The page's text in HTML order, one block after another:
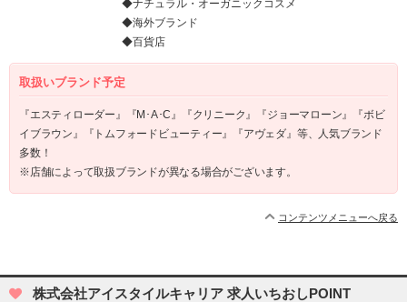
◆ナチュラル・オーガニックコスメ
◆海外ブランド
◆百貨店
取扱いブランド予定
『エスティローダー』『M･A･C』『クリニーク』『ジョーマローン』『ボビ
イブラウン』『トムフォードビューティー』『アヴェダ』等、人気ブランド
多数！
※店舗によって取扱ブランドが異なる場合がございます。
コンテンツメニューへ戻る
株式会社アイスタイルキャリア 求人いちおしPOINT